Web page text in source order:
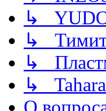
↳
↳
↳
↳ Tahara